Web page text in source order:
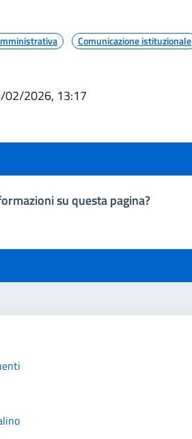
Comunicazione istituzionale
02/2026, 13:17
su questa pagina?
su 5
5